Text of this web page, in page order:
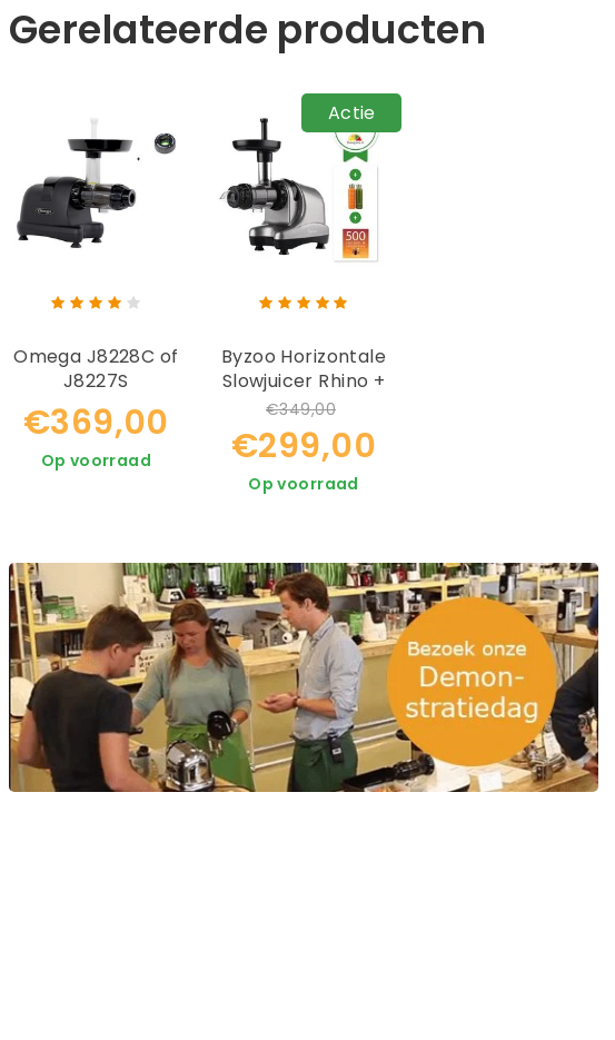
Gerelateerde producten
Omega J8228C of
J8227S
€369,00
Op voorraad
Actie
Byzoo Horizontale
Slowjuicer Rhino +
Boek + Flesjes
€349,00
€299,00
Op voorraad